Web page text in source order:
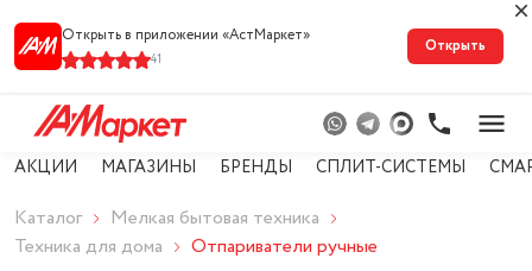
Открыть в приложении «АстМарке‪т‬»
41
Открыть
АКЦИИ МАГАЗИНЫ БРЕНДЫ СПЛИТ-СИСТЕМЫ
Каталог
Мелкая бытовая техника
Техника для дома
Отпариватели ручные